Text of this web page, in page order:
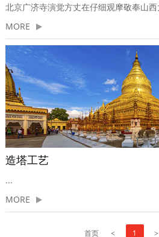
MORE
造塔工艺
...
MORE
首页 < 1 >